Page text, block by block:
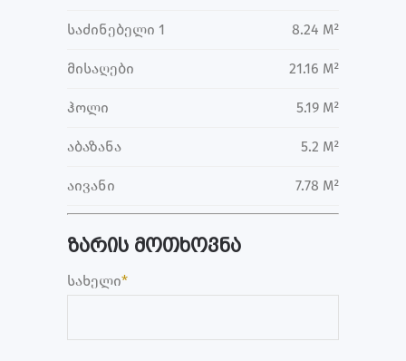
საძინებელი 1 8.24 M²
მისაღები 21.16 M²
ჰოლი 5.19 M²
აბაზანა 5.2 M²
აივანი 7.78 M²
ზარის მოთხოვნა
სახელი*